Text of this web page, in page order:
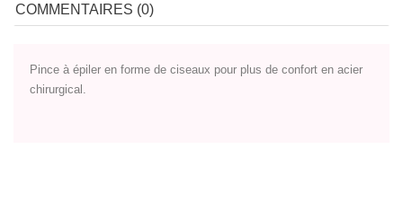
COMMENTAIRES (0)
Pince à épiler en forme de ciseaux pour plus de confort en acier
chirurgical.